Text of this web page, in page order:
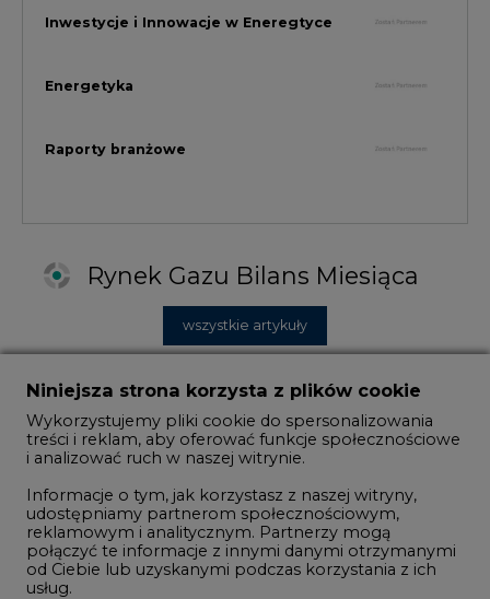
2026-08-04 06:00
2026-07-04 18:00
Czerwiec 2026' Miesięczne zmiany
w produkcji energii elektrycznej w
Polsce w obszarze źródeł gazowych
Niniejsza strona korzysta z plików cookie
Wykorzystujemy pliki cookie do spersonalizowania
treści i reklam, aby oferować funkcje społecznościowe
i analizować ruch w naszej witrynie.
Informacje o tym, jak korzystasz z naszej witryny,
udostępniamy partnerom społecznościowym,
reklamowym i analitycznym. Partnerzy mogą
połączyć te informacje z innymi danymi otrzymanymi
od Ciebie lub uzyskanymi podczas korzystania z ich
usług.